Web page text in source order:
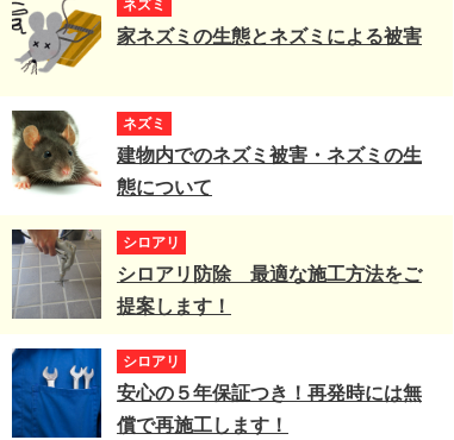
ネズミ
家ネズミの生態とネズミによる被害
ネズミ
建物内でのネズミ被害・ネズミの生
態について
シロアリ
シロアリ防除 最適な施工方法をご
提案します！
シロアリ
安心の５年保証つき！再発時には無
償で再施工します！